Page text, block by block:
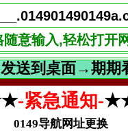
随意输入,轻松打开
送到桌面→期期
-紧急通知-
0149导航网址更换